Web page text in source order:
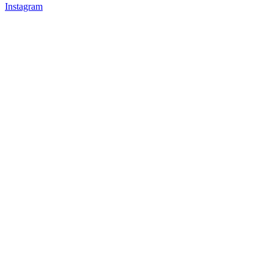
Instagram